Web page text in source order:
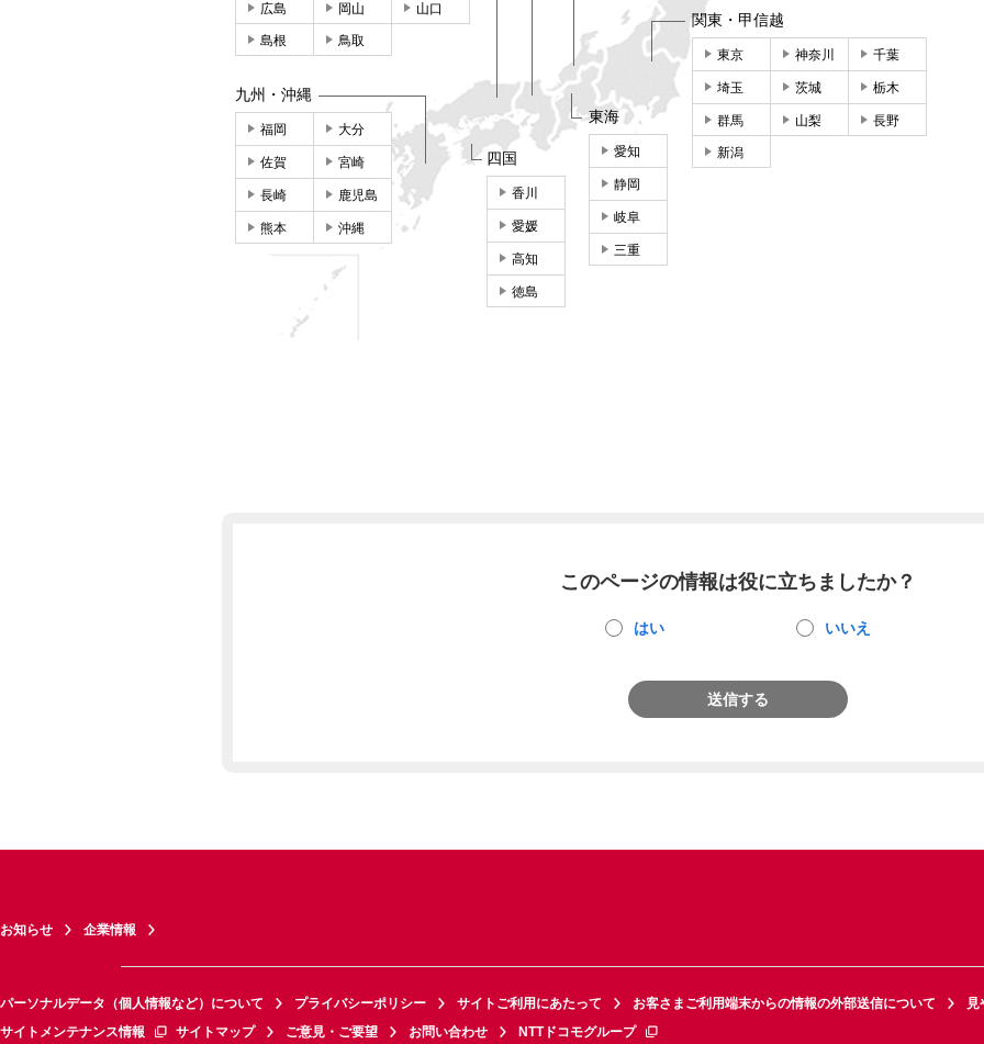
関東・甲信越
東京 神奈川 千葉
埼玉 茨城 栃木
群馬 山梨 長野
新潟
東海
愛知
静岡
岐阜
三重
広島 岡山 山口
島根 鳥取
四国
香川
愛媛
高知
徳島
九州・沖縄
福岡 大分
佐賀 宮崎
長崎 鹿児島
熊本 沖縄
このページの情報は役に立ちましたか？
はい いいえ
送信する
お知らせ 企業情報
パーソナルデータ（個人情報など）について プライバシーポリシー サイトご利用にあたって お客さまご利用端末からの情報の外部送信について
見
サイトメンテナンス情報
サイトマップ ご意見・ご要望 お問い合わせ NTTドコモグループ